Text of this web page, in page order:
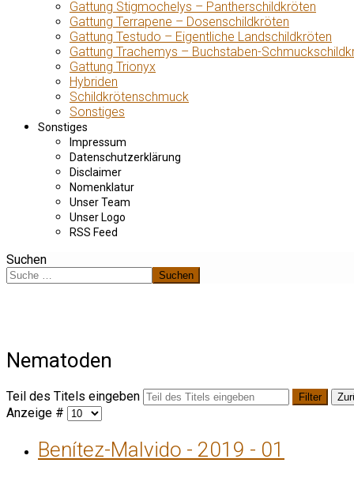
Gattung Stigmochelys – Pantherschildkröten
Gattung Terrapene – Dosenschildkröten
Gattung Testudo – Eigentliche Landschildkröten
Gattung Trachemys – Buchstaben-
Gattung Trionyx
Hybriden
Schildkrötenschmuck
Sonstiges
Sonstiges
Impressum
Datenschutzerklärung
Disclaimer
Nomenklatur
Unser Team
Unser Logo
RSS Feed
Suchen
Suchen
Nematoden
Teil des Titels eingeben Filter
Anzeige #
Benítez-Malvido - 2019 - 01